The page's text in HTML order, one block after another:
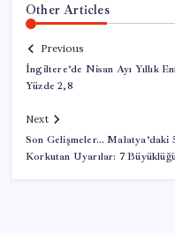
Other Articles
Previous
İngiltere’de Nisan Ayı Yıllık
Yüzde 2,8
Next
Son Gelişmeler… Malatya’daki
Korkutan Uyarılar: 7